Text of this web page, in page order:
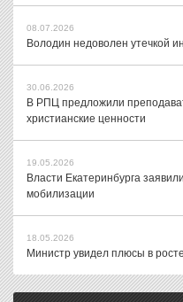
08.07.2026
Володин недоволен утечкой
30.06.2026
В РПЦ предложили
христианские ценности
19.05.2026
Власти Екатеринбурга
мобилизации
18.05.2026
Министр увидел плюсы в